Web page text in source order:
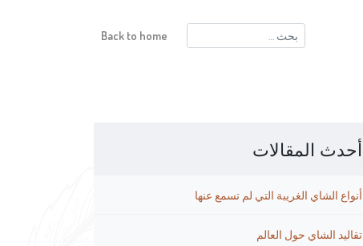
البحث
عن:
Back to home
أحدث المقالات
أنواع الشاي الغريبة التي لم تسمع عنها
تقاليد الشاي حول العالم